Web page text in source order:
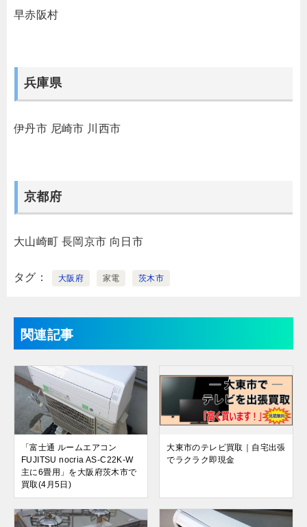
早赤阪村
兵庫県
伊丹市 尼崎市 川西市
京都府
大山崎町 長岡京市 向日市
タグ 大阪府 家電 茨木市
関連記事
「富士通 ルームエアコン
FUJITSU nocria AS-C22K-W
主に6畳用」を大阪府茨木市で
買取(4月5日)
大東市のテレビ買取｜自宅出張
でラクラク即現金